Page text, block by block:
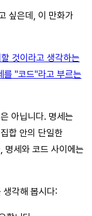
싶은데, 이 만화가
아닙니다. 명세는
합 안의 단일한
명세와 코드 사이에는
각해 봅시다: